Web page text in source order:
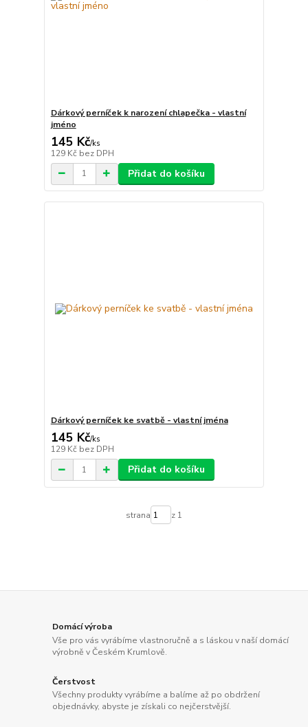
Dárkový perníček k narození chlapečka - vlastní
jméno
145 Kč/ks
129 Kč bez DPH
Přidat do košíku
Dárkový perníček ke svatbě - vlastní jména
145 Kč/ks
129 Kč bez DPH
Přidat do košíku
strana z 1
Domácí výroba
Vše pro vás vyrábíme vlastnoručně a s láskou v naší domácí
výrobně v Českém Krumlově.
Čerstvost
Všechny produkty vyrábíme a balíme až po obdržení
objednávky, abyste je získali co nejčerstvější.